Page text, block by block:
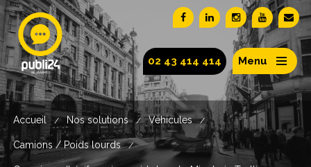
02 43 414 414 Menu
Accueil / Nos solutions / Véhicules /
Camions / Poids lourds /